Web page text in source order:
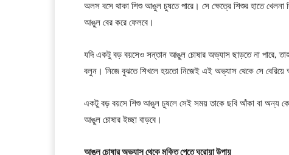
অলস বসে থাকা শিশু আঙুল চুষতে পারে। সে ক্ষেত্রে শিশুর হাতে খেলনা
আঙুল বের করে ফেলবে।
যদি একটু বড় বয়সেও সন্তান আঙুল চোষার অভ্যাস ছাড়তে না পারে,
বলুন। নিজে বুঝতে শিখলে হয়তো নিজেই এই অভ্যাস থেকে সে বেরিয়ে
একটু বড় বয়সে শিশু আঙুল চুষলে সেই সময় তাকে ছবি আঁকা বা অন্য
আঙুল চোষার ইচ্ছা বাড়বে।
আঙুল চোষার অভ্যাস থেকে মুক্তি পেতে ঘরোয়া উপায়